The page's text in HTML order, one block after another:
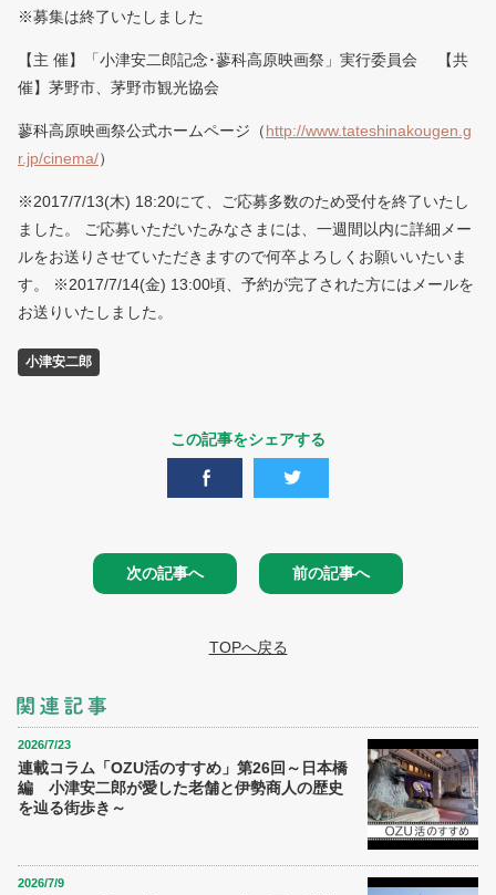
※募集は終了いたしました
【主 催】「小津安二郎記念･蓼科高原映画祭」実行委員会 【共
催】茅野市、茅野市観光協会
蓼科高原映画祭公式ホームページ（http://www.tateshinakougen.g
r.jp/cinema/）
※2017/7/13(木) 18:20にて、ご応募多数のため受付を終了いたし
ました。 ご応募いただいたみなさまには、一週間以内に詳細メー
ルをお送りさせていただきますので何卒よろしくお願いいたいま
す。 ※2017/7/14(金) 13:00頃、予約が完了された方にはメールを
お送りいたしました。
小津安二郎
この記事をシェアする
次の記事へ 前の記事へ
TOPへ戻る
2026/7/23
連載コラム「OZU活のすすめ」第26回～日本橋
編 小津安二郎が愛した老舗と伊勢商人の歴史
を辿る街歩き～
2026/7/9